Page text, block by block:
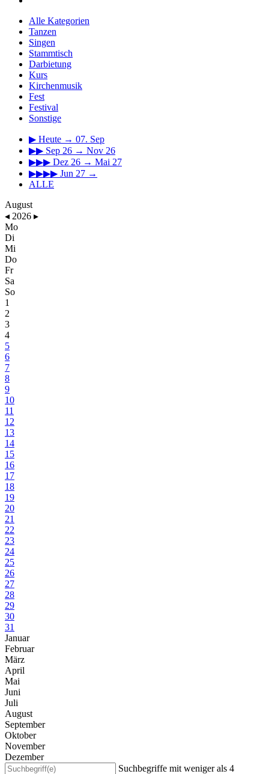
Alle Kategorien
Tanzen
Singen
Stammtisch
Darbietung
Kurs
Kirchenmusik
Fest
Festival
Sonstige
▶ Heute → 07. Sep
▶▶ Sep 26 → Nov 26
▶▶▶ Dez 26 → Mai 27
▶▶▶▶ Jun 27 →
ALLE
August
◂ 2026 ▸
Mo
Di
Mi
Do
Fr
Sa
So
1
2
3
4
5
6
7
8
9
10
11
12
13
14
15
16
17
18
19
20
21
22
23
24
25
26
27
28
29
30
31
Januar
Februar
März
April
Mai
Juni
Juli
August
September
Oktober
November
Dezember
Suchbegriffe mit weniger als 4